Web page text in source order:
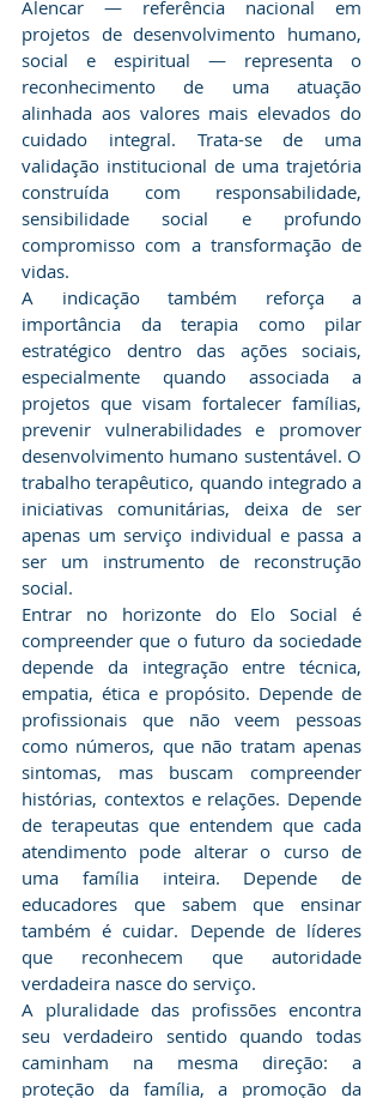
Alencar — referência nacional em
projetos de desenvolvimento humano,
social e espiritual — representa o
reconhecimento de uma atuação
alinhada aos valores mais elevados do
cuidado integral. Trata-se de uma
validação institucional de uma trajetória
construída com responsabilidade,
sensibilidade social e profundo
compromisso com a transformação de
vidas.
​A indicação também reforça a
importância da terapia como pilar
estratégico dentro das ações sociais,
especialmente quando associada a
projetos que visam fortalecer famílias,
prevenir vulnerabilidades e promover
desenvolvimento humano sustentável. O
trabalho terapêutico, quando integrado a
iniciativas comunitárias, deixa de ser
apenas um serviço individual e passa a
ser um instrumento de reconstrução
social.
​Entrar no horizonte do Elo Social é
compreender que o futuro da sociedade
depende da integração entre técnica,
empatia, ética e propósito. Depende de
profissionais que não veem pessoas
como números, que não tratam apenas
sintomas, mas buscam compreender
histórias, contextos e relações. Depende
de terapeutas que entendem que cada
atendimento pode alterar o curso de
uma família inteira. Depende de
educadores que sabem que ensinar
também é cuidar. Depende de líderes
que reconhecem que autoridade
verdadeira nasce do serviço.
​A pluralidade das profissões encontra
seu verdadeiro sentido quando todas
caminham na mesma direção: a
proteção da família, a promoção da